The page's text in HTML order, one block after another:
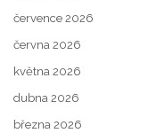
července 2026
června 2026
května 2026
dubna 2026
března 2026